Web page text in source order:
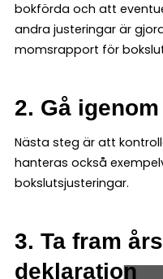
bokförda och att
andra justeringar är
momsrapport för
2. Gå
Nästa steg är att
hanteras också
bokslutsjusteringar.
3. Ta fram
deklaration